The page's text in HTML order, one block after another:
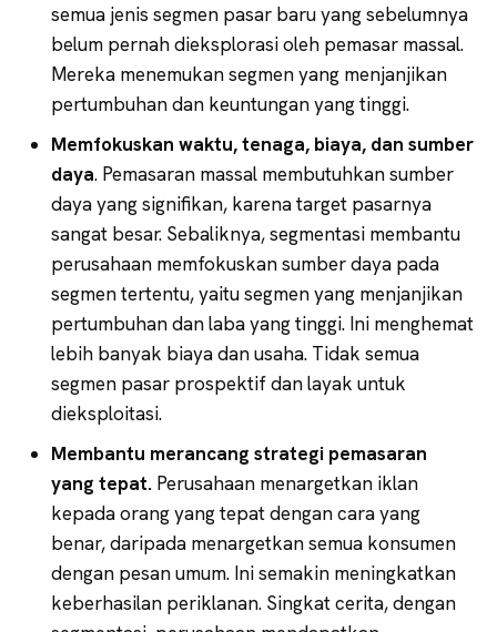
semua jenis segmen pasar baru yang sebelumnya
belum pernah dieksplorasi oleh pemasar massal.
Mereka menemukan segmen yang menjanjikan
pertumbuhan dan keuntungan yang tinggi.
Memfokuskan waktu, tenaga, biaya, dan sumber
daya. Pemasaran massal membutuhkan sumber
daya yang signifikan, karena target pasarnya
sangat besar. Sebaliknya, segmentasi membantu
perusahaan memfokuskan sumber daya pada
segmen tertentu, yaitu segmen yang menjanjikan
pertumbuhan dan laba yang tinggi. Ini menghemat
lebih banyak biaya dan usaha. Tidak semua
segmen pasar prospektif dan layak untuk
dieksploitasi.
Membantu merancang strategi pemasaran
yang tepat. Perusahaan menargetkan iklan
kepada orang yang tepat dengan cara yang
benar, daripada menargetkan semua konsumen
dengan pesan umum. Ini semakin meningkatkan
keberhasilan periklanan. Singkat cerita, dengan